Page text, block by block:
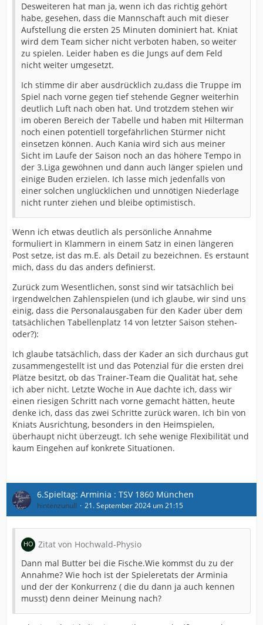
Desweiteren hat man ja, wenn ich das richtig gehört
habe, gesehen, dass die Mannschaft auch mit dieser
Aufstellung die ersten 25 Minuten dominiert hat. Kniat
wird dem Team sicher nicht verboten haben, so weiter
zu spielen. Leider haben es die Jungs auf dem Feld
nicht weiter umgesetzt.
Ich stimme dir aber ausdrücklich zu,dass die Truppe im
Spiel nach vorne gegen tief stehende Gegner weiterhin
deutlich Luft nach oben hat. Und trotzdem stehen wir
im oberen Bereich der Tabelle und haben mit Hilterman
noch einen potentiell torgefährlichen Stürmer nicht
einsetzen können. Auch Kania wird sich aus meiner
Sicht im Laufe der Saison noch an das höhere Tempo in
der 3.Liga gewöhnen und dann auch länger spielen und
einige Buden erzielen. Ich lasse mich jedenfalls von
einer solchen unglücklichen und unnötigen Niederlage
nicht runter ziehen und bleibe optimistisch.
Wenn ich etwas deutlich als persönliche Annahme
formuliert in Klammern in einem Satz in einen längeren
Post setze, ist das m.E. als Detail zu bezeichnen. Es erstaunt
mich, dass du das anders definierst.
Zurück zum Wesentlichen, sonst sind wir tatsächlich bei
irgendwelchen Zahlenspielen (und ich glaube, wir sind uns
einig, dass die Personalausgaben für den Kader über dem
tatsächlichen Tabellenplatz 14 von letzter Saison stehen-
oder?):
Ich glaube tatsächlich, dass der Kader an sich durchaus gut
zusammengestellt ist und das Potenzial für die ersten drei
Plätze besitzt, ob das Trainer-Team die Qualität hat, sehe
ich aber nicht. Letzte Woche in Aue dachte ich, dass wir
einen riesigen Schritt nach vorne gemacht hätten, heute
denke ich, dass das zwei Schritte zurück waren. Ich bin von
Kniats Ausrichtung, besonders in den Heimspielen,
überhaupt nicht überzeugt. Ich sehe wenige Flexibilität und
kaum Eingehen auf konkrete Situationen.
6.Spieltag: Arminia : TSV 1860 München
hintenzunull 21. September 2024 um 21:15
Zitat von Hochwald-Physio
Dann mal Butter bei die Fische.Wie kommst du zu der
Annahme? Wie hoch ist der Spieleretats der Arminia
und der der Konkurrenz ( die du dann ja auch kennen
musst) denn deiner Meinung nach?